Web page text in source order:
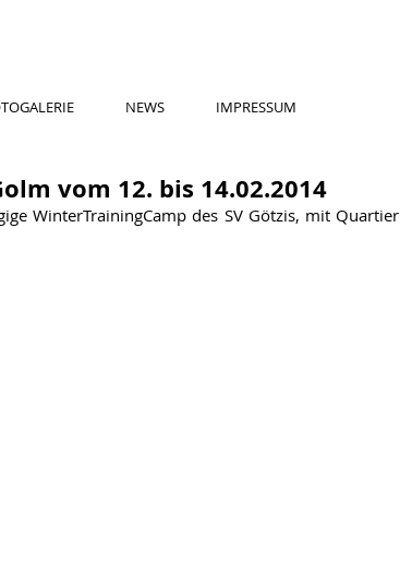
NEWS IMPRESSUM
vom 12. bis 14.02.2014
WinterTrainingCamp des SV Götzis, mit Quartier